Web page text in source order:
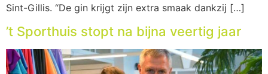
Sint-Gillis. “De gin krijgt zijn extra smaak dankzij […]
’t Sporthuis stopt na bijna veertig jaar